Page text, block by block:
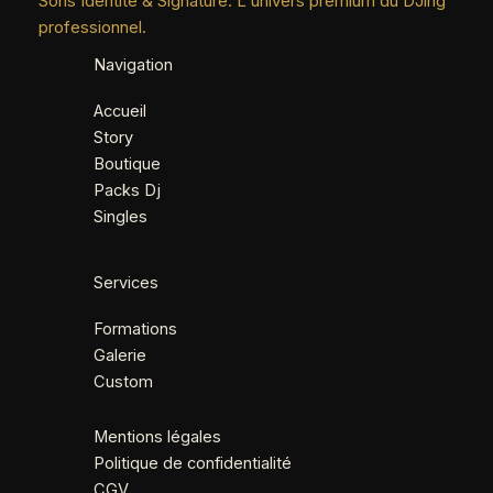
professionnel.
Navigation
Accueil
Story
Boutique
Packs Dj
Singles
Services
Formations
Galerie
Custom
Mentions légales
Politique de confidentialité